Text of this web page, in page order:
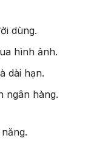
dùng.
hình ảnh.
dài hạn.
ngân hàng.